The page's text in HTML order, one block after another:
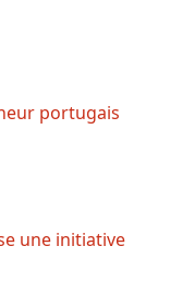
portugais
une initiative